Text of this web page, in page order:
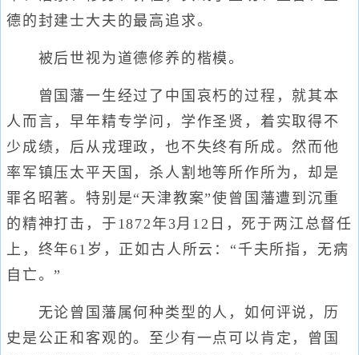
德的封建士大夫的最高追求。
被后世视为道德修养的楷模。
曾国藩一生经过了中国哀朽的过程，就其本
人而言，早年精专学问，学作圣贤，着实取得不
少成绩，后从戎理政，也不失终有所成。然而他
率军镇压太平天国，杀人割地等所作所为，却是
罪名昭著。特别是“天津教案”使曾国藩遭到沉重
的精神打击，于1872年3月12日，死于两江总督任
上，终年61岁，正如古人所云：“千夫所指，无病
自亡。”
无论曾国藩属何种类型的人，如何评说，历
史是公正和客观的。至少有一点可以肯定，曾国